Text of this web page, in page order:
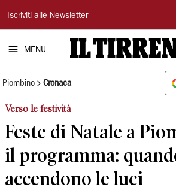
Il
Tirreno
Iscriviti alle Newsletter
MENU
Piombino Cronaca
Verso le festività
Feste di Natale a
il programma:
accendono le luci